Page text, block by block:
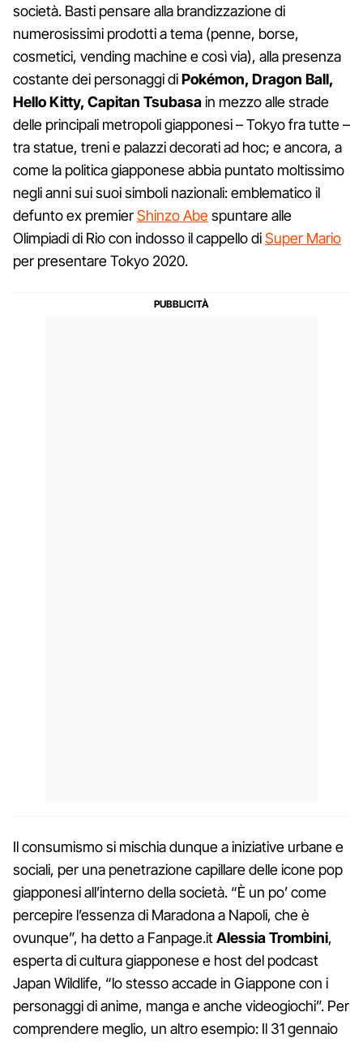
società. Basti pensare alla brandizzazione di
numerosissimi prodotti a tema (penne, borse,
cosmetici, vending machine e così via), alla presenza
costante dei personaggi diPokémon, Dragon Ball,
Hello Kitty, Capitan Tsubasain mezzo alle strade
delle principali metropoli giapponesi – Tokyo fra tutte –
tra statue, treni e palazzi decorati ad hoc; e ancora, a
come la politica giapponese abbia puntato moltissimo
negli anni sui suoi simboli nazionali: emblematico il
defunto ex premierShinzo Abespuntare alle
Olimpiadi di Rio con indosso il cappello diSuper Mario
per presentare Tokyo 2020.
Il consumismo si mischia dunque a iniziative urbane e
sociali, per una penetrazione capillare delle icone pop
giapponesi all’interno della società. “È un po’ come
percepire l’essenza di Maradona a Napoli, che è
ovunque”, ha detto a Fanpage.itAlessia Trombini,
esperta di cultura giapponese e host del podcast
Japan Wildlife, “lo stesso accade in Giappone con i
personaggi di anime, manga e anche videogiochi”. Per
comprendere meglio, un altro esempio: Il 31 gennaio